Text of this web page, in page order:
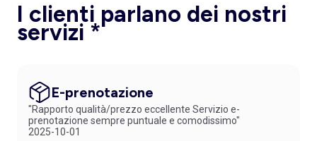
I clienti parlano dei nostri
servizi *
E-prenotazione
"Rapporto qualità/prezzo eccellente Servizio e-
prenotazione sempre puntuale e comodissimo"
2025-10-01